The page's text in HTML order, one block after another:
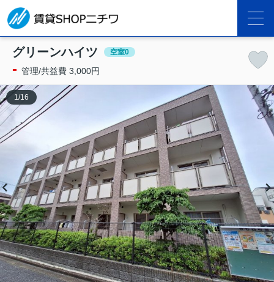
グリーンハイツ 空室0
- 管理/共益費 3,000円
1 /16